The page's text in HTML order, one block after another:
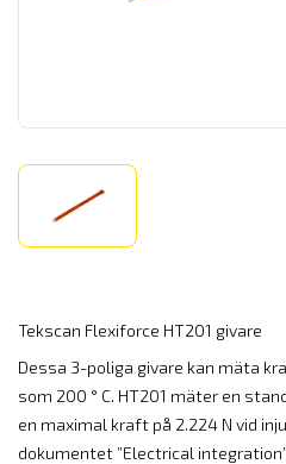
Tekscan Flexiforce HT201 givare
Dessa 3-poliga givare kan mäta
som 200 ° C. HT201 mäter en
en maximal kraft på 2.224 N vid
dokumentet ”Electrical